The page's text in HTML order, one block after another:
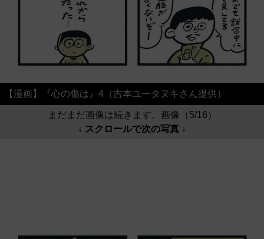
【漫画】『心の傷は』4（吉本ユータヌキさん提供）
まだまだ画像は続きます。画像（5/16）
↓ スクロールで次の写真 ↓